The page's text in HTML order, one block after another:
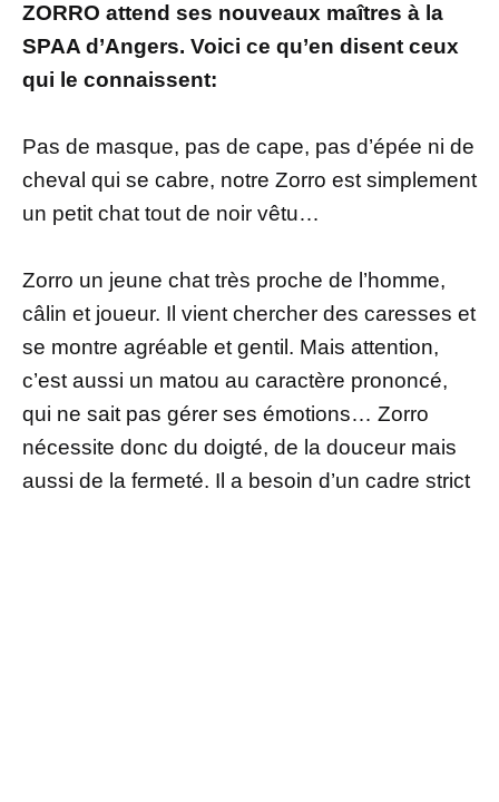
ZORRO attend ses nouveaux maîtres à la
SPAA d’Angers. Voici ce qu’en disent ceux
qui le connaissent:
Pas de masque, pas de cape, pas d’épée ni de
cheval qui se cabre, notre Zorro est simplement
un petit chat tout de noir vêtu…
Zorro un jeune chat très proche de l’homme,
câlin et joueur. Il vient chercher des caresses et
se montre agréable et gentil. Mais attention,
c’est aussi un matou au caractère prononcé,
qui ne sait pas gérer ses émotions… Zorro
nécessite donc du doigté, de la douceur mais
aussi de la fermeté. Il a besoin d’un cadre strict